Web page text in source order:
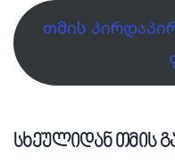
თმის
სხეულიდან თმის